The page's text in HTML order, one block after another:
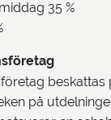
35 %
beskattas
på